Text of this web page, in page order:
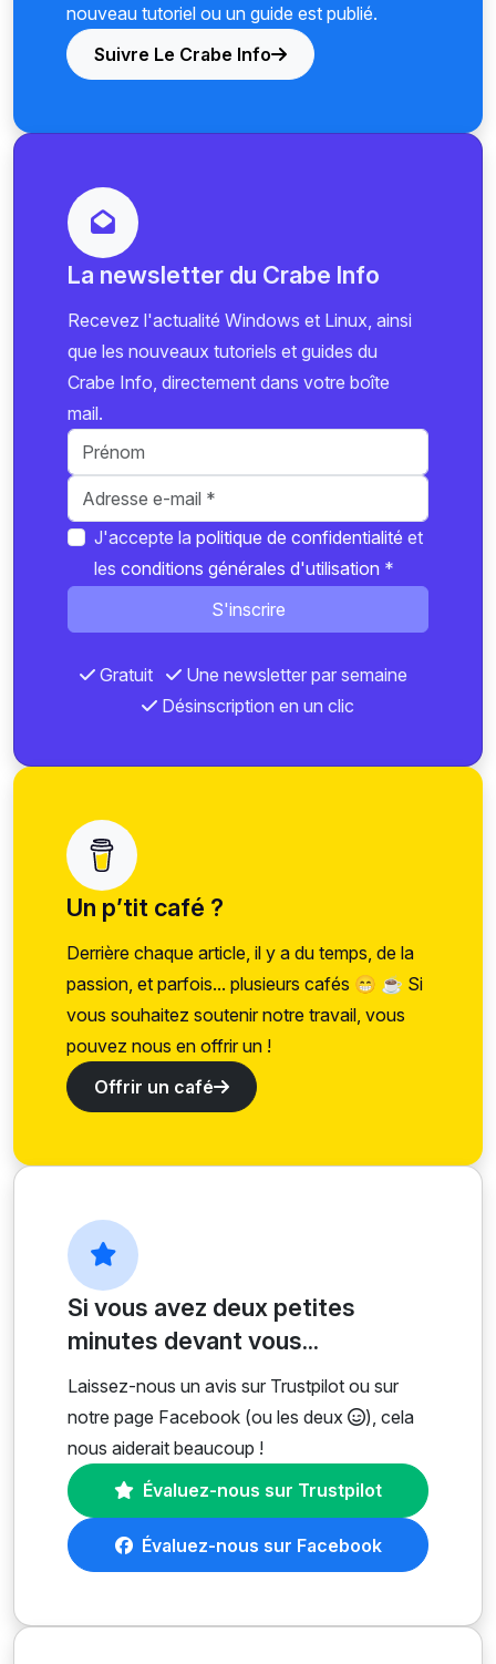
nouveau tutoriel ou un guide est publié.
Suivre Le Crabe Info
La newsletter du Crabe Info
Recevez l'actualité Windows et Linux, ainsi
que les nouveaux tutoriels et guides du
Crabe Info, directement dans votre boîte
mail.
J'accepte la politique de confidentialité et
les conditions générales d'utilisation *
S'inscrire
Gratuit
Une newsletter par semaine
Désinscription en un clic
Un p’tit café ?
Derrière chaque article, il y a du temps, de la
passion, et parfois... plusieurs cafés 😁 ☕ Si
vous souhaitez soutenir notre travail, vous
pouvez nous en offrir un !
Offrir un café
Si vous avez deux petites
minutes devant vous...
Laissez-nous un avis sur Trustpilot ou sur
notre page Facebook (ou les deux
), cela
nous aiderait beaucoup !
Évaluez-nous sur Trustpilot
Évaluez-nous sur Facebook